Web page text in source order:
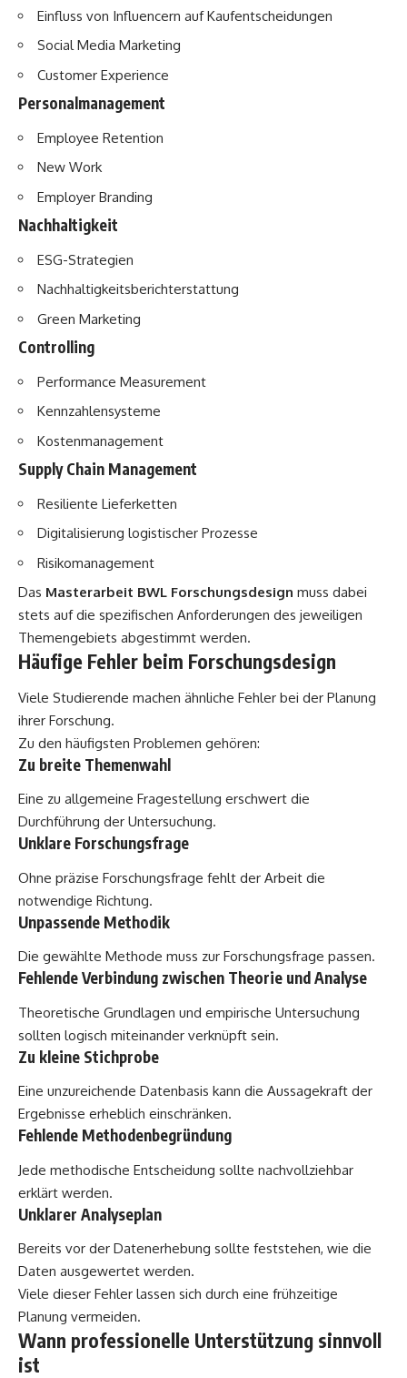
Einfluss von Influencern auf Kaufentscheidungen
Social Media Marketing
Customer Experience
Personalmanagement
Employee Retention
New Work
Employer Branding
Nachhaltigkeit
ESG-Strategien
Nachhaltigkeitsberichterstattung
Green Marketing
Controlling
Performance Measurement
Kennzahlensysteme
Kostenmanagement
Supply Chain Management
Resiliente Lieferketten
Digitalisierung logistischer Prozesse
Risikomanagement
Das Masterarbeit BWL Forschungsdesign muss dabei
stets auf die spezifischen Anforderungen des jeweiligen
Themengebiets abgestimmt werden.
Häufige Fehler beim Forschungsdesign
Viele Studierende machen ähnliche Fehler bei der Planung
ihrer Forschung.
Zu den häufigsten Problemen gehören:
Zu breite Themenwahl
Eine zu allgemeine Fragestellung erschwert die
Durchführung der Untersuchung.
Unklare Forschungsfrage
Ohne präzise Forschungsfrage fehlt der Arbeit die
notwendige Richtung.
Unpassende Methodik
Die gewählte Methode muss zur Forschungsfrage passen.
Fehlende Verbindung zwischen Theorie und Analyse
Theoretische Grundlagen und empirische Untersuchung
sollten logisch miteinander verknüpft sein.
Zu kleine Stichprobe
Eine unzureichende Datenbasis kann die Aussagekraft der
Ergebnisse erheblich einschränken.
Fehlende Methodenbegründung
Jede methodische Entscheidung sollte nachvollziehbar
erklärt werden.
Unklarer Analyseplan
Bereits vor der Datenerhebung sollte feststehen, wie die
Daten ausgewertet werden.
Viele dieser Fehler lassen sich durch eine frühzeitige
Planung vermeiden.
Wann professionelle Unterstützung sinnvoll
ist